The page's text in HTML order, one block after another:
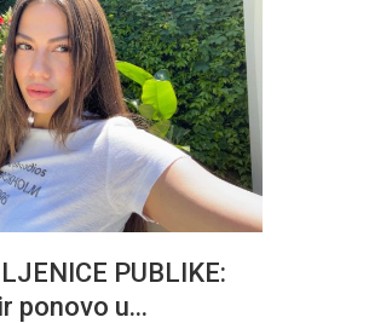
PUBLIKE:
ponovo u...